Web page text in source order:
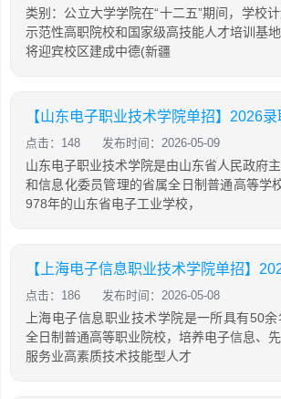
类别：公立大学学院在“十二五”期间，学校
示范性高职院校和国家级高技能人才培训基地
将迎宾校区建成中德(新疆
点击：148 发布时间：2026-05-09
山东电子职业技术学院是由山东省人民政府
和信息化委员管理的省属全日制普通高等学
978年的山东省电子工业学校，
点击：186 发布时间：2026-05-08
上海电子信息职业技术学院是一所具有50
全日制普通高等职业院校，培养电子信息、
服务业高素质技术技能型人才